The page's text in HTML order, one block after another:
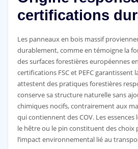
certifications
Les panneaux en bois massif
durablement, comme en témoigne la
des surfaces forestières européennes
certifications FSC et PEFC garantissent
attestent des pratiques forestières
conserve sa structure naturelle sans
chimiques nocifs, contrairement aux
qui contiennent des COV. Les essences
le hêtre ou le pin constituent des choix
l’impact environnemental lié au